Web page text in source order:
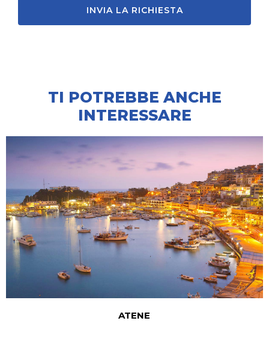
INVIA LA RICHIESTA
TI POTREBBE ANCHE
INTERESSARE
ATENE BELLE EPOQUE